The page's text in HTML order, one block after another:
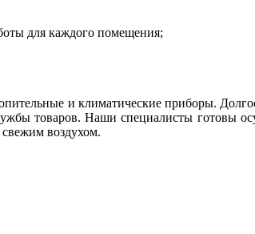
для каждого помещения;
и климатические приборы.
товаров. Наши специалисты готовы
воздухом.